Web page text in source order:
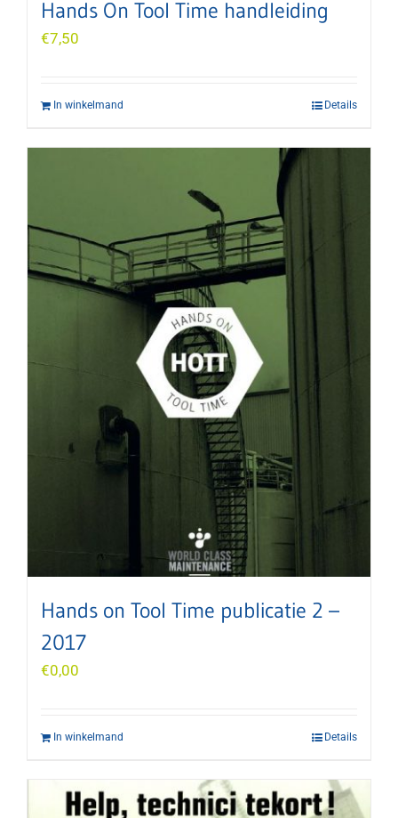
Hands On Tool Time handleiding
€7,50
In winkelmand Details
Hands on Tool Time publicatie 2 –
2017
€0,00
In winkelmand Details